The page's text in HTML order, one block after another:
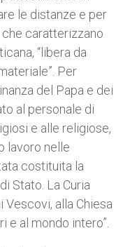
le distanze e per
che caratterizzano
“libera da
Per
del Papa e dei
al personale di
e alle religiose,
lavoro nelle
costituita la
Stato. La Curia
Vescovi, alla Chiesa
e al mondo intero”.